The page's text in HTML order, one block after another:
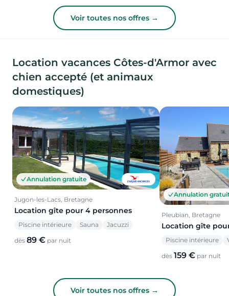
Voir toutes nos offres →
Location vacances Côtes-d'Armor avec
chien accepté (et animaux
domestiques)
Annulation gratuite
Jugon-les-Lacs, Bretagne
Location gîte pour 4 personnes
Piscine intérieure Sauna Jacuzzi
dès 89 € par nuit
Annulation
Pleubian, Bretagne
Location gîte
Piscine intérieure
dès 159 € par nuit
Voir toutes nos offres →